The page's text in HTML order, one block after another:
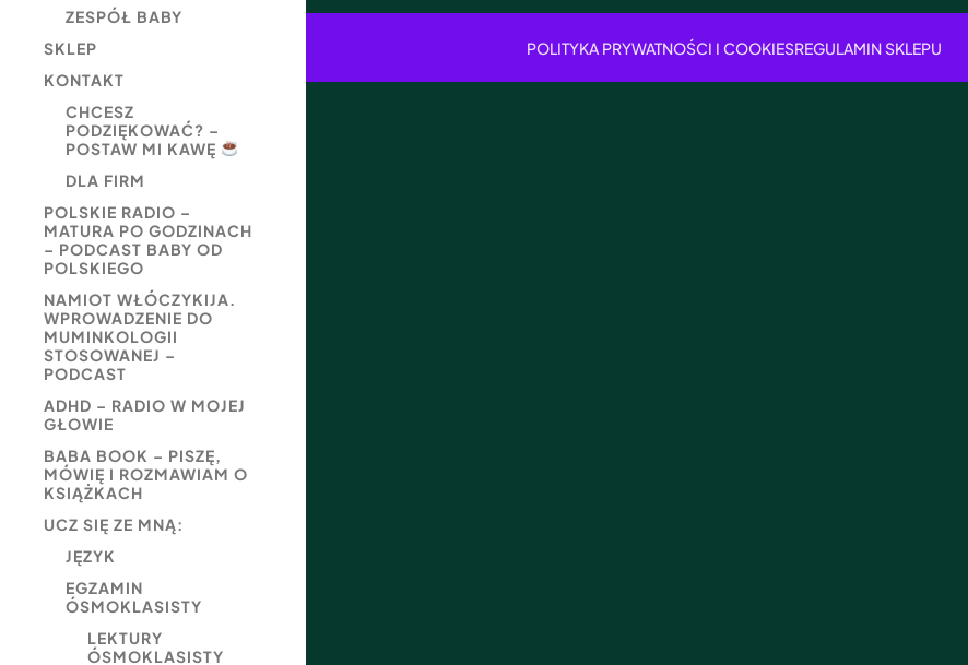
ZESPÓŁ BABY
SKLEP
KONTAKT
CHCESZ
PODZIĘKOWAĆ? –
POSTAW MI KAWĘ
DLA FIRM
POLSKIE RADIO –
MATURA PO GODZINACH
– PODCAST BABY OD
POLSKIEGO
NAMIOT WŁÓCZYKIJA.
WPROWADZENIE DO
MUMINKOLOGII
STOSOWANEJ –
PODCAST
ADHD – RADIO W MOJEJ
GŁOWIE
BABA BOOK – PISZĘ,
MÓWIĘ I ROZMAWIAM O
KSIĄŻKACH
UCZ SIĘ ZE MNĄ:
JĘZYK
EGZAMIN
ÓSMOKLASISTY
LEKTURY
ÓSMOKLASISTY
POLITYKA PRYWATNOŚCI I COOKIESREGULAMIN SKLEPU